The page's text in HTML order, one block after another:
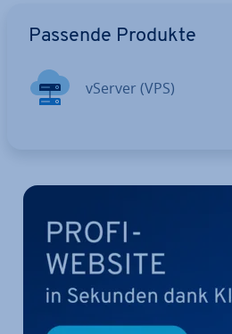
Passende Produkte
vServer (VPS)